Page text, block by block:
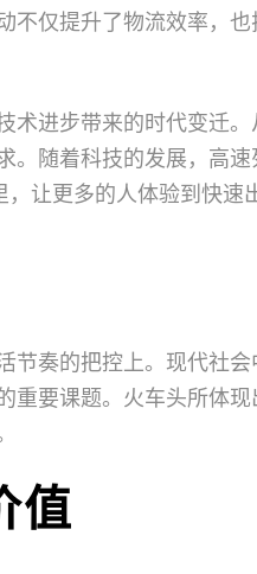
不仅提升了物流效率，
术进步带来的时代变迁
。随着科技的发展，高
让更多的人体验到快速
节奏的把控上。现代社
要课题。火车头所体现
值